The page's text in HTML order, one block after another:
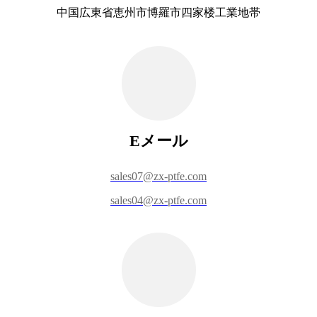
中国広東省恵州市博羅市四家楼工業地帯
Eメール
sales07@zx-ptfe.com
sales04@zx-ptfe.com